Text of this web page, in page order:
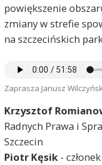
powiększenie
zmiany w strefie
na szczecińskich
Zaprasza Janusz
Krzysztof
Radnych Prawa i
Szczecin
Piotr Kęsik-